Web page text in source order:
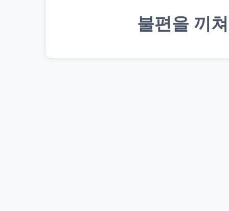
불편을 끼